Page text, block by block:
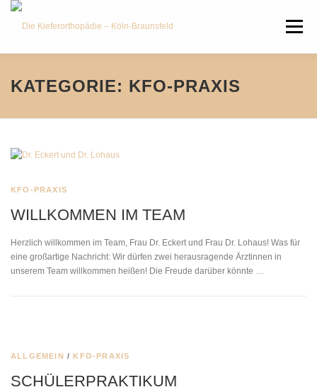
Zum
Menü
HOME ÜBER UNS JOBS
KONTAKT
ÜBERWEISUNG
KATEGORIE: KFO-PRAXIS
KFO-PRAXIS
WILLKOMMEN IM TEAM
Herzlich willkommen im Team, Frau Dr. Eckert und Frau Dr. Lohaus! Was für
eine großartige Nachricht: Wir dürfen zwei herausragende Ärztinnen in
unserem Team willkommen heißen! Die Freude darüber könnte …
ALLGEMEIN /KFO-PRAXIS
SCHÜLERPRAKTIKUM